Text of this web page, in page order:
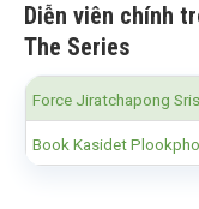
Diễn viên chính
The Series
Force Jiratchapong
Book Kasidet